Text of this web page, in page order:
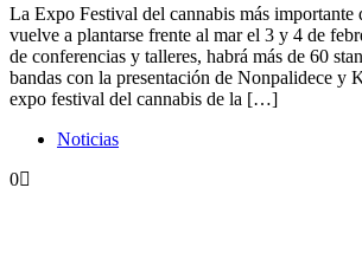
La Expo Festival del cannabis más importante
vuelve a plantarse frente al mar el 3 y 4 de
de conferencias y talleres, habrá más de 60
bandas con la presentación de Nonpalidece y
expo festival del cannabis de la […]
Noticias
0